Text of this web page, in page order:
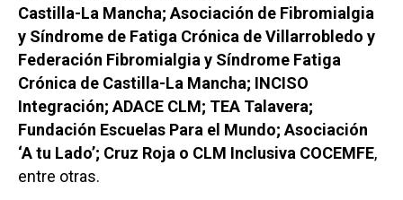
Castilla-La Mancha; Asociación de Fibromialgia
y Síndrome de Fatiga Crónica de Villarrobledo y
Federación Fibromialgia y Síndrome Fatiga
Crónica de Castilla-La Mancha; INCISO
Integración; ADACE CLM; TEA Talavera;
Fundación Escuelas Para el Mundo; Asociación
‘A tu Lado’; Cruz Roja o CLM Inclusiva COCEMFE,
entre otras.